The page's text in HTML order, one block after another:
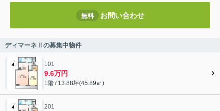
無料 お問い合わせ
ディマーネⅡの募集中物件
101
9.6万円
1階 / 13.88坪(45.89㎡)
201